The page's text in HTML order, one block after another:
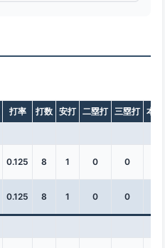
打率 打数 安打 二塁打 三塁打 本
0.125 8 1 0 0
0.125 8 1 0 0